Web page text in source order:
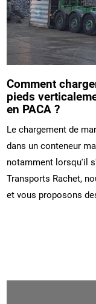
Comment
pieds
en PACA ?
Le chargement de
dans un conteneur
notamment lorsqu'il
Transports Rachet,
et vous proposons